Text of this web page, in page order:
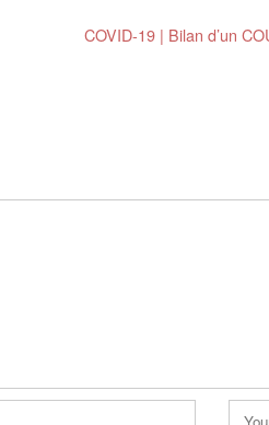
COVID-19 | Bilan d’un
Site